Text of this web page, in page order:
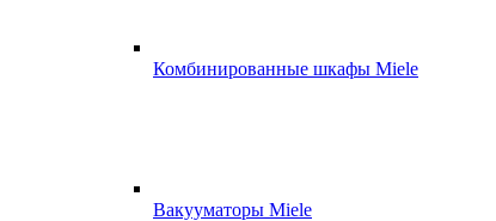
Комбинированные шкафы Miele
Вакууматоры Miele